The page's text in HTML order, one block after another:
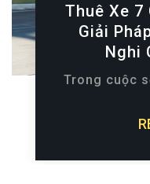
Thuê Xe 7
Giải
Nghi
Trong cuộc